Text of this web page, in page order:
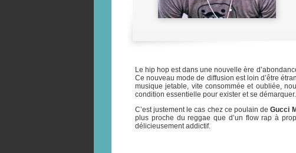
Le hip hop est dans une nouvelle ère
Ce nouveau mode de diffusion est loin d’être
musique jetable, vite consommée et oubliée,
condition essentielle pour exister et se démarquer.
C’est justement le cas chez ce poulain deGucci
plus proche du reggae que d’un flow rap à
délicieusement addictif.